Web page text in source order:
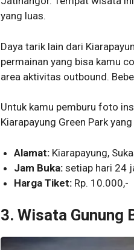
yang luas.
Daya tarik lain dari
permainan yang bisa kamu
area aktivitas outbound.
Untuk kamu pemburu foto
Kiarapayung Green Park
Alamat: Kiarapayung,
Jam Buka: setiap hari 24
Harga Tiket: Rp. 10.000,-
3. Wisata Gunung